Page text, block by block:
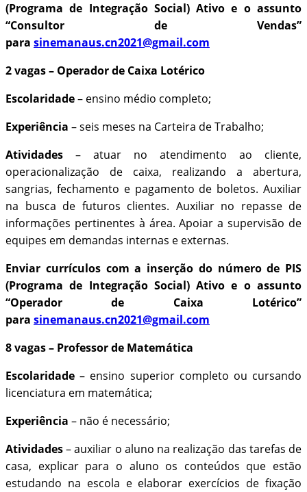
(Programa de Integração Social) Ativo e o assunto
“Consultor de Vendas”
para sinemanaus.cn2021@gmail.com
2 vagas – Operador de Caixa Lotérico
Escolaridade– ensino médio completo;
Experiência – seis meses na Carteira de Trabalho;
Atividades – atuar no atendimento ao cliente,
operacionalização de caixa, realizando a abertura,
sangrias, fechamento e pagamento de boletos. Auxiliar
na busca de futuros clientes. Auxiliar no repasse de
informações pertinentes à área. Apoiar a supervisão de
equipes em demandas internas e externas.
Enviar currículos com a inserção do número de PIS
(Programa de Integração Social) Ativo e o assunto
“Operador de Caixa Lotérico”
para sinemanaus.cn2021@gmail.com
8 vagas – Professor de Matemática
Escolaridade – ensino superior completo ou cursando
licenciatura em matemática;
Experiência – não é necessário;
Atividades– auxiliar o aluno na realização das tarefas de
casa, explicar para o aluno os conteúdos que estão
estudando na escola e elaborar exercícios de fixação